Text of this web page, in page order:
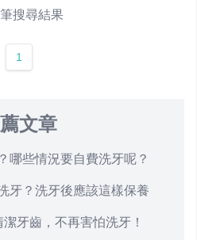
搜尋結果
1
文章
哪些情況要自費洗牙呢？
牙？洗牙後應該這樣保養
牙齒，不再害怕洗牙！